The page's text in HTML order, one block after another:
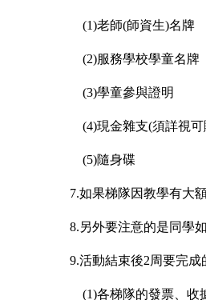
(1)老師(師資生)名牌
(2)服務學校學童名牌
(3)學童參與證明
(4)現金雜支(須詳視可
(5)隨身碟
7.如果梯隊因教學有大
8.另外要注意的是同學
9.活動結束後2周要完成
(1)各梯隊的發票、收